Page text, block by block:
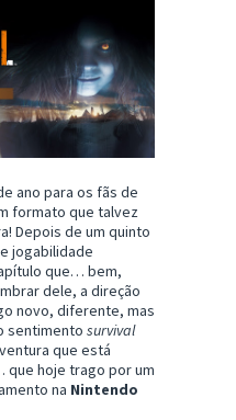
ano para os fãs de
formato que talvez
Depois de um quinto
jogabilidade
que… bem,
dele, a direção
novo, diferente, mas
sentimento survival
que está
hoje trago por um
na Nintendo